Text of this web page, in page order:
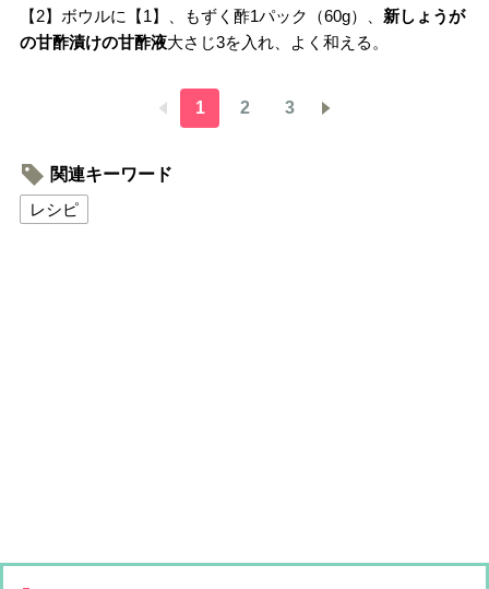
【2】ボウルに【1】、もずく酢1パック（60g）、 新しょうが
の甘酢漬けの甘酢液大さじ3を入れ、よく和える。
1 2 3
関連キーワード
レシピ